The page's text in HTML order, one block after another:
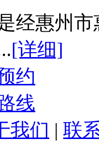
经惠州
[详细]
约
线
我们 | 联